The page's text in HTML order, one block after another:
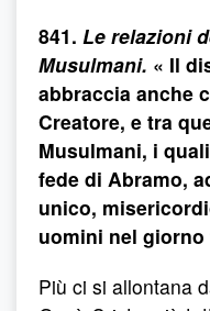
841. Le relazioni
Musulmani. « Il
abbraccia anche
Creatore, e tra
Musulmani, i
fede di Abramo,
unico,
uomini nel giorno
Più ci si allontana